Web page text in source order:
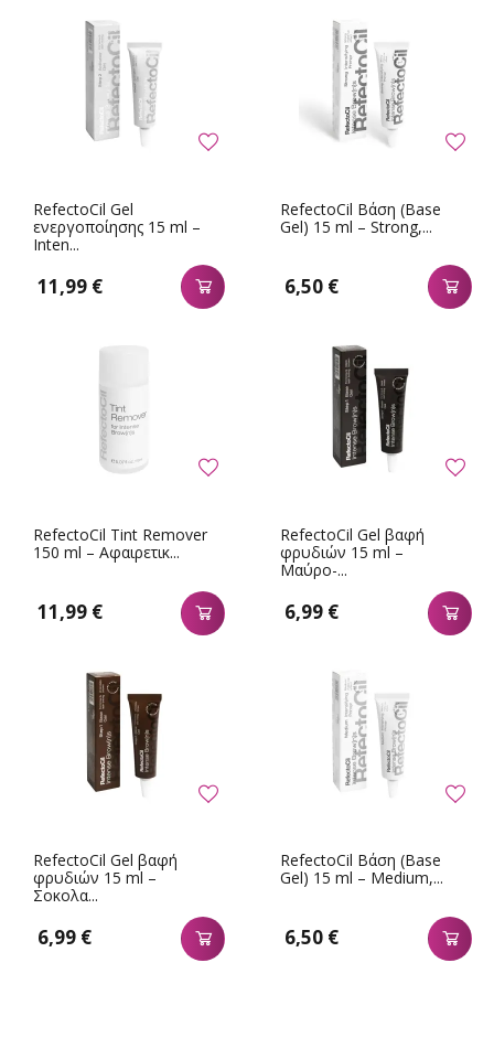
RefectoCil Gel
ενεργοποίησης 15 ml –
Inten...
11,99 €
RefectoCil Βάση (Base
Gel) 15 ml – Strong,...
6,50 €
RefectoCil Tint Remover
150 ml – Αφαιρετικ...
11,99 €
RefectoCil Gel βαφή
φρυδιών 15 ml –
Μαύρο-...
6,99 €
RefectoCil Gel βαφή
φρυδιών 15 ml –
Σοκολα...
6,99 €
RefectoCil Βάση (Base
Gel) 15 ml – Medium,...
6,50 €